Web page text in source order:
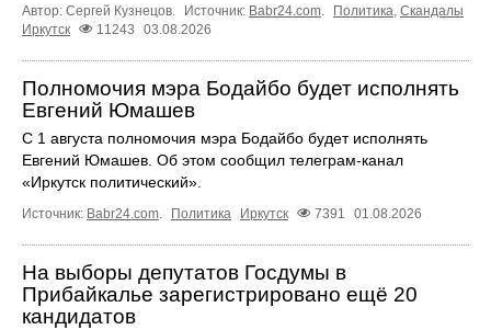
Автор: Сергей Кузнецов. Источник: Babr24.com. Политика, Скандалы
Иркутск
11243 03.08.2026
Полномочия мэра Бодайбо будет исполнять
Евгений Юмашев
С 1 августа полномочия мэра Бодайбо будет исполнять
Евгений Юмашев. Об этом сообщил телеграм-канал
«Иркутск политический».
Источник: Babr24.com. Политика Иркутск 7391 01.08.2026
На выборы депутатов Госдумы в
Прибайкалье зарегистрировано ещё 20
кандидатов